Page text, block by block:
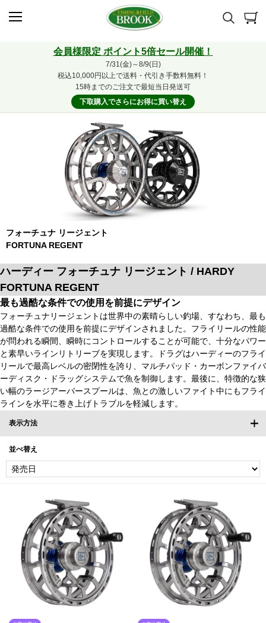
会員様限定 ポイント5倍セール開催！
7/31(金)～8/9(日)
税込10,000円以上で送料・代引き手数料無料！
15時までのご注文で最短当日発送可
下取購入でさらにお得に買い替え
フォーチュナ リージェント
FORTUNA REGENT
ハーディー フォーチュナ リージェント / HARDY
FORTUNA REGENT
最も過酷な条件での使用を前提にデザイン
フォーチュナリージェントは世界中の素晴らしい釣場、すなわち、最も
過酷な条件での使用を前提にデザインされました。フライリールの性能
が問われる瞬間、瞬時にコントロールすることが可能で、十分なパワー
と素早いラインリトリーブを実現します。ドラグはハーディーのフライ
リールで最高レベルの密閉性を誇り、マルチパッド・カーボンファイバ
ーディスク・ドラッグシステムで魚を制御します。最後に、特徴的な狭
い幅のラージアーバースプールは、魚との激しいファイト中にもフライ
ラインを水平に巻き上げトラブルを軽減します。
表示方法
並べ替え